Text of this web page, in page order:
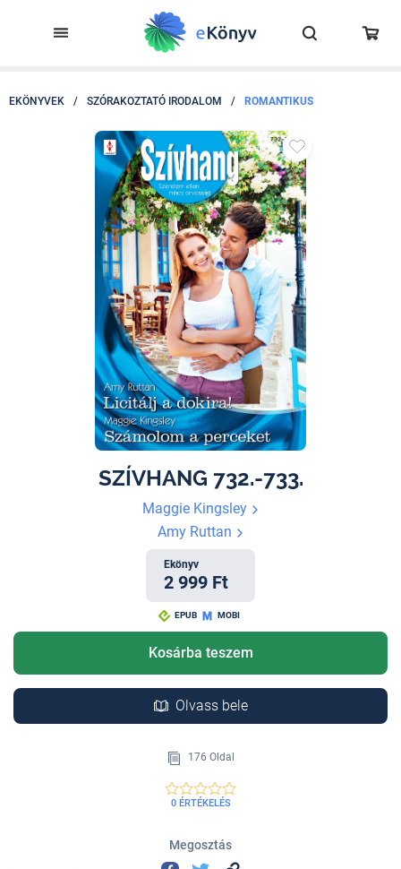
EKÖNYVEK / SZÓRAKOZTATÓ IRODALOM / ROMANTIKUS
SZÍVHANG 732.-733.
Maggie Kingsley
Amy Ruttan
Ekönyv
2 999 Ft
EPUB MOBI
Kosárba teszem
Olvass bele
176 Oldal
0 ÉRTÉKELÉS
Megosztás